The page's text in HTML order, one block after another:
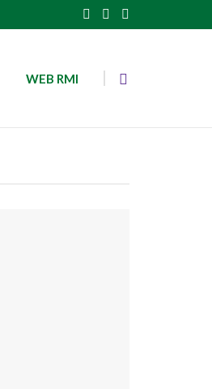
WEB RMI